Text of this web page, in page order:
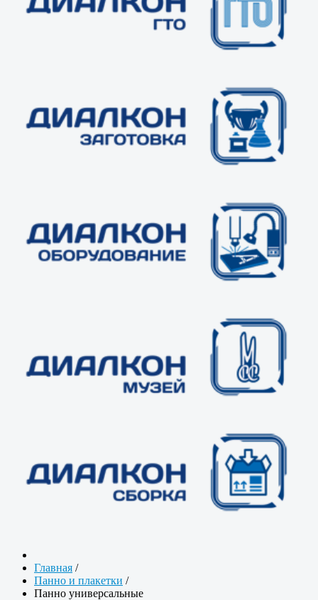
Главная /
Панно и плакетки /
Панно универсальные